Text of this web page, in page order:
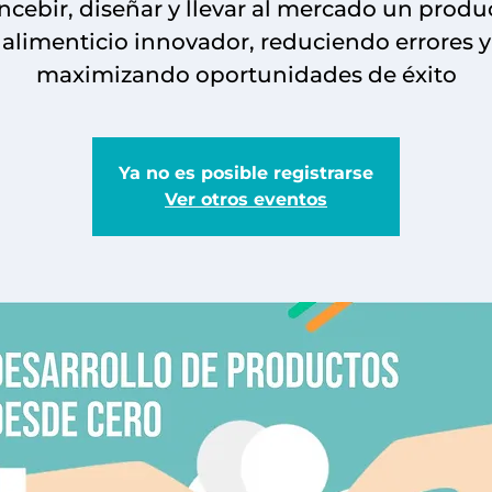
diseñar y llevar al mercado un
alimenticio innovador, reduciendo errores y
maximizando oportunidades de éxito
Ya no es posible registrarse
Ver otros eventos